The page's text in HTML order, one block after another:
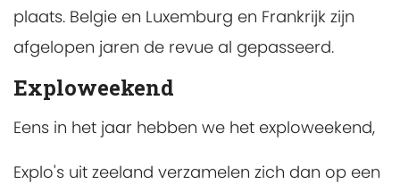
plaats. Belgie en Luxemburg en Frankrijk zijn
afgelopen jaren de revue al gepasseerd.
Exploweekend
Eens in het jaar hebben we het exploweekend,
Explo's uit zeeland verzamelen zich dan op een